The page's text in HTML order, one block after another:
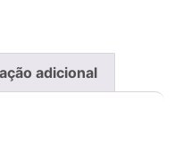
adicional